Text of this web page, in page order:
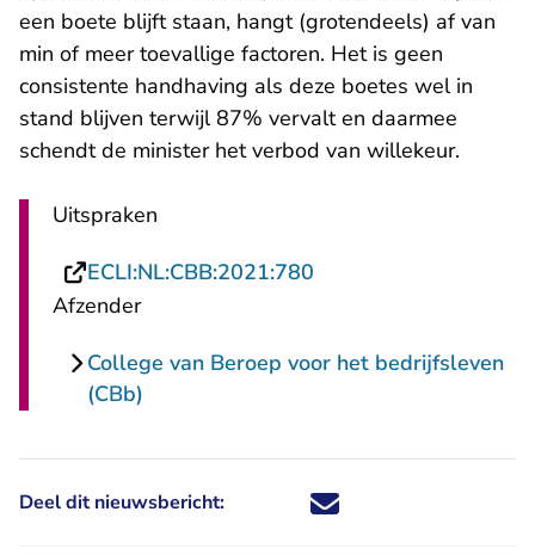
een boete blijft staan, hangt (grotendeels) af van
min of meer toevallige factoren. Het is geen
consistente handhaving als deze boetes wel in
stand blijven terwijl 87% vervalt en daarmee
schendt de minister het verbod van willekeur.
Uitspraken
ECLI:NL:CBB:2021:780
Afzender
College van Beroep voor het bedrijfsleven
(CBb)
Deel dit nieuwsbericht: Deel dit nieuwsbericht via X -
Deel dit nieuwsbericht via
Deel dit nieuwsbericht
Deel dit